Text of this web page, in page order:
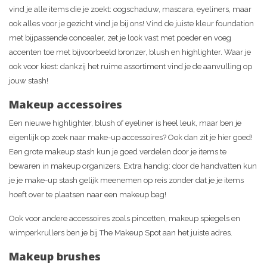
vind je alle items die je zoekt: oogschaduw, mascara, eyeliners, maar
ook alles voor je gezicht vind je bij ons! Vind de juiste kleur foundation
met bijpassende concealer, zet je look vast met poeder en voeg
accenten toe met bijvoorbeeld bronzer, blush en highlighter. Waar je
ook voor kiest: dankzij het ruime assortiment vind je de aanvulling op
jouw stash!
Makeup accessoires
Een nieuwe highlighter, blush of eyeliner is heel leuk, maar ben je
eigenlijk op zoek naar make-up accessoires? Ook dan zit je hier goed!
Een grote makeup stash kun je goed verdelen door je items te
bewaren in makeup organizers. Extra handig: door de handvatten kun
je je make-up stash gelijk meenemen op reis zonder dat je je items
hoeft over te plaatsen naar een makeup bag!
Ook voor andere accessoires zoals pincetten, makeup spiegels en
wimperkrullers ben je bij The Makeup Spot aan het juiste adres.
Makeup brushes